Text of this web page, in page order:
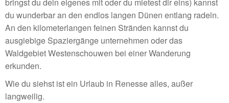
bringst du dein eigenes mit oder du mietest dir eins) kannst
du wunderbar an den endlos langen Dünen entlang radeln.
An den kilometerlangen feinen Stränden kannst du
ausgiebige Spaziergänge unternehmen oder das
Waldgebiet Westenschouwen bei einer Wanderung
erkunden.
Wie du siehst ist ein Urlaub in Renesse alles, außer
langweilig.